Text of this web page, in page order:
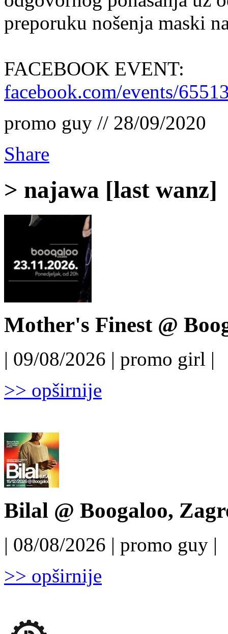
preporuku nošenja maski
FACEBOOK EVENT:
facebook.com/events/
promo guy // 28/09/2020
Share
> najawa [last wanz]
Mother's Finest @
| 09/08/2026 | promo girl |
>> opširnije
Bilal @ Boogaloo,
| 08/08/2026 | promo guy |
>> opširnije